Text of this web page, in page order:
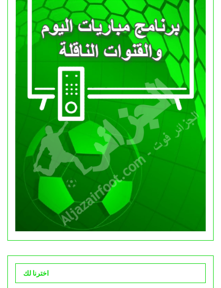
اخترنا لك